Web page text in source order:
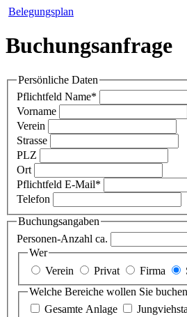
Belegungsplan
Buchungsanfrage
Persönliche Daten
Pflichtfeld Name*
Vorname
Verein
Strasse
PLZ
Ort
Pflichtfeld E-Mail*
Telefon
Buchungsangaben
Personen-Anzahl ca.
Wer
Verein
Privat Firma
Welche Bereiche wollen Sie
Gesamte Anlage